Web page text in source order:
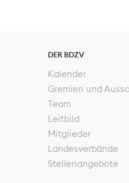
DER BDZV
Kalender
Gremien und
Team
Leitbild
Mitglieder
Landesverbände
Stellenangebote